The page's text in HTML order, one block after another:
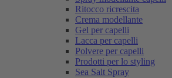
Ritocco ricrescita
Crema modellante
Gel per capelli
Lacca per capelli
Polvere per capelli
Prodotti per lo styling
Sea Salt Spray